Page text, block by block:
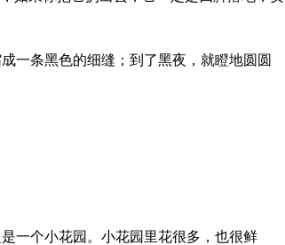
一条黑色的细缝；到了黑夜，就瞪地圆圆
一个小花园。小花园里花很多，也很鲜